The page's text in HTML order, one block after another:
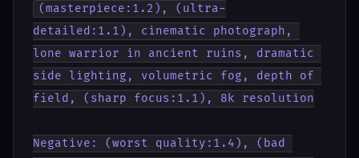
(masterpiece:1.2), (ultra-
detailed:1.1), cinematic photograph,
lone warrior in ancient ruins, dramatic
side lighting, volumetric fog, depth of
field, (sharp focus:1.1), 8k resolution
Negative: (worst quality:1.4), (bad